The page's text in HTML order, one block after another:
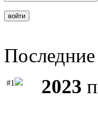
#1 2023